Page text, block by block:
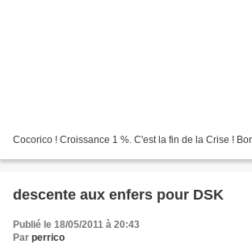
Cocorico ! Croissance 1 %. C'est la fin de la Crise !
descente aux enfers pour DSK
Publié le 18/05/2011 à 20:43
Par perrico